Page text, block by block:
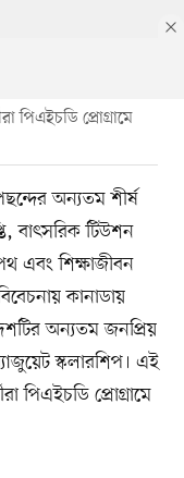
পিএইচডি প্রোগ্রামে
অন্যতম শীর্ষ
বাৎসরিক টিউশন
এবং শিক্ষাজীবন
কানাডায়
অন্যতম জনপ্রিয়
স্কলারশিপ। এই
পিএইচডি প্রোগ্রামে